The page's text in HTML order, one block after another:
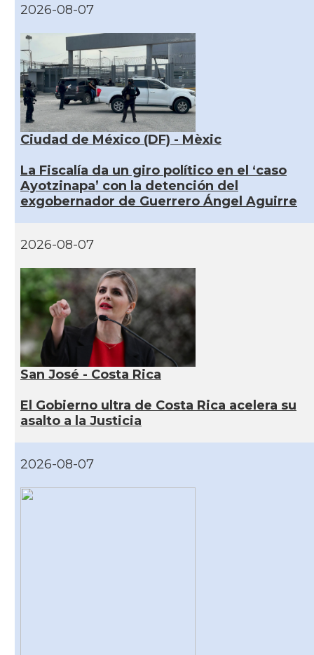
2026-08-07
Ciudad de México (DF) - Mèxic
La Fiscalía da un giro político en el ‘caso
Ayotzinapa’ con la detención del
exgobernador de Guerrero Ángel Aguirre
2026-08-07
San José - Costa Rica
El Gobierno ultra de Costa Rica acelera su
asalto a la Justicia
2026-08-07